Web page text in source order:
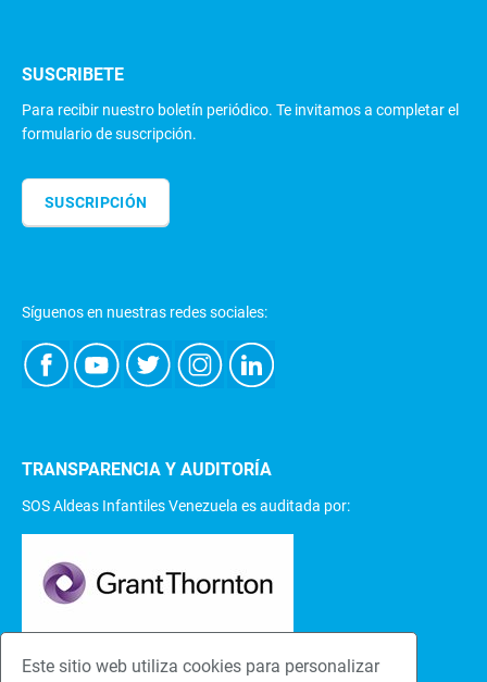
Este sitio web utiliza cookies para personalizar
SUSCRIBETE
Para recibir nuestro boletín periódico. Te invitamos a completar el
formulario de suscripción.
SUSCRIPCIÓN
Síguenos en nuestras redes sociales:
TRANSPARENCIA Y AUDITORÍA
SOS Aldeas Infantiles Venezuela es auditada por: